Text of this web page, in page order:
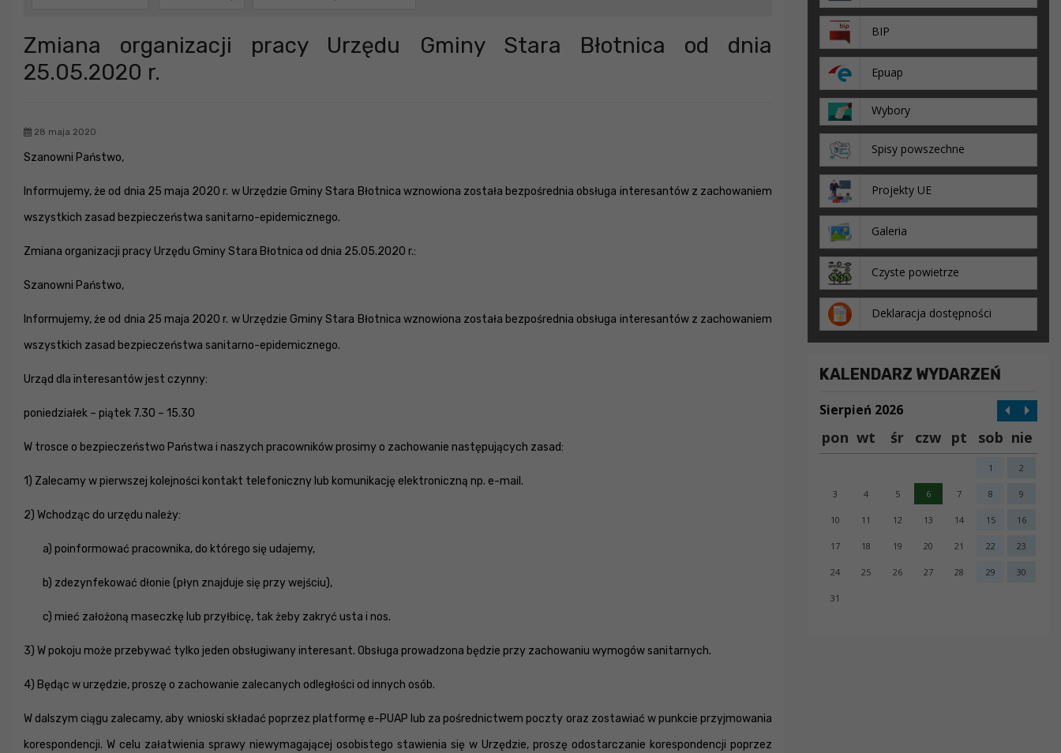
Zmiana organizacji pracy Urzędu Gminy Stara Błotnica od dnia
25.05.2020 r.
28 maja 2020
Szanowni Państwo,
Informujemy, że od dnia 25 maja 2020 r. w Urzędzie Gminy Stara Błotnica wznowiona została bezpośrednia obsługa interesantów z zachowaniem
wszystkich zasad bezpieczeństwa sanitarno-epidemicznego.
Zmiana organizacji pracy Urzędu Gminy Stara Błotnica od dnia 25.05.2020 r.:
Szanowni Państwo,
Informujemy, że od dnia 25 maja 2020 r. w Urzędzie Gminy Stara Błotnica wznowiona została bezpośrednia obsługa interesantów z zachowaniem
wszystkich zasad bezpieczeństwa sanitarno-epidemicznego.
Urząd dla interesantów jest czynny:
poniedziałek – piątek 7.30 – 15.30
W trosce o bezpieczeństwo Państwa i naszych pracowników prosimy o zachowanie następujących zasad:
1) Zalecamy w pierwszej kolejności kontakt telefoniczny lub komunikację elektroniczną np. e-mail.
2) Wchodząc do urzędu należy:
a) poinformować pracownika, do którego się udajemy,
b) zdezynfekować dłonie (płyn znajduje się przy wejściu),
c) mieć założoną maseczkę lub przyłbicę, tak żeby zakryć usta i nos.
3) W pokoju może przebywać tylko jeden obsługiwany interesant. Obsługa prowadzona będzie przy zachowaniu wymogów sanitarnych.
4) Będąc w urzędzie, proszę o zachowanie zalecanych odległości od innych osób.
W dalszym ciągu zalecamy, aby wnioski składać poprzez platformę e-PUAP lub za pośrednictwem poczty oraz zostawiać w punkcie przyjmowania
korespondencji. W celu załatwienia sprawy niewymagającej osobistego stawienia się w Urzędzie, proszę odostarczanie korespondencji poprzez
BIP
Epuap
Wybory
Spisy powszechne
Projekty UE
Galeria
Czyste powietrze
Deklaracja dostępności
KALENDARZ WYDARZEŃ
Sierpień 2026
pon wt śr czw pt sob nie
1 2
3 4 5 6 7 8 9
10 11 12 13 14 15 16
17 18 19 20 21 22 23
24 25 26 27 28 29 30
31